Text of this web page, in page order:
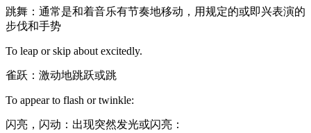
跳舞：通常是和着音乐有节奏地移动，用规定的或即兴表演的
步伐和手势
To leap or skip about excitedly.
雀跃：激动地跳跃或跳
To appear to flash or twinkle:
闪亮，闪动：出现突然发光或闪亮：